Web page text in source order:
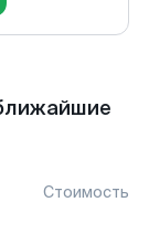
Стоимость